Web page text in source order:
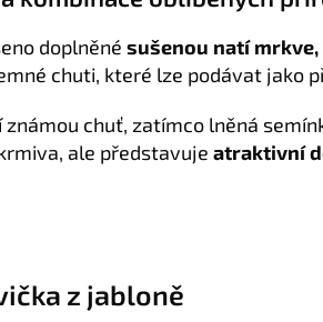
doplněné sušenou natí
chuti, které lze podávat jako
chuť, zatímco lněná
ale představuje atraktivní
z jabloně